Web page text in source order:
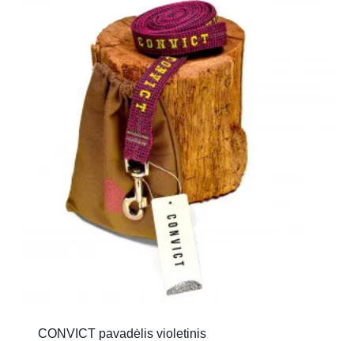
CONVICT pavadėlis violetinis